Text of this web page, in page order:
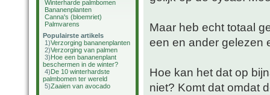
Winterharde palmbomen
Bananenplanten
Canna's (bloemriet)
Palmvarens
Populairste artikels
1)Verzorging bananenplanten
2)Verzorging van palmen
3)Hoe een bananenplant
beschermen in de winter?
4)De 10 winterhardste
palmbomen ter wereld
5)Zaaien van avocado
Maar heb echt totaal
een en ander gelezen
Hoe kan het dat op
niet? Komt dat omdat